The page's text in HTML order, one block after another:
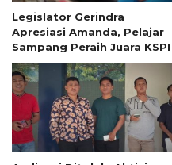
Legislator Gerindra
Apresiasi Amanda, Pelajar
Sampang Peraih Juara KSPI